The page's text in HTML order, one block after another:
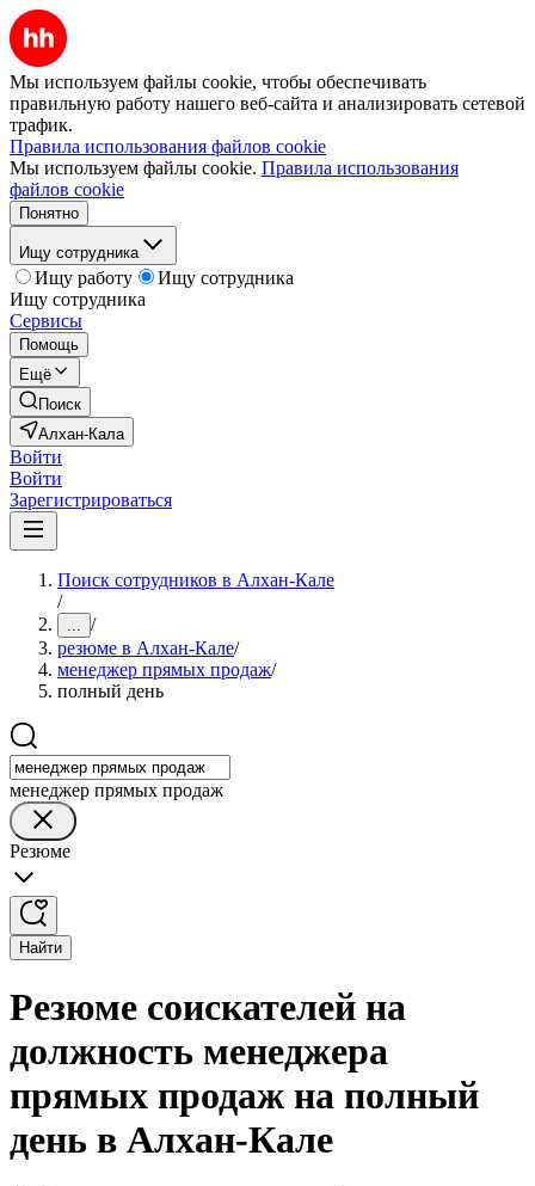
Мы используем файлы cookie, чтобы обеспечивать
правильную работу нашего веб-сайта и анализировать сетевой
трафик.
Правила использования файлов cookie
Мы используем файлы cookie. Правила использования
файлов cookie
Понятно
Ищу сотрудника
Ищу работу
Ищу сотрудника
Ищу сотрудника
Сервисы
Помощь
Ещё
Поиск
Алхан-Кала
Войти
Войти
Зарегистрироваться
Поиск сотрудников в Алхан-Кале
/
... /
резюме в Алхан-Кале/
менеджер прямых продаж/
полный день
менеджер прямых продаж
Резюме
Найти
Резюме соискателей на
должность менеджера
прямых продаж на полный
день в Алхан-Кале